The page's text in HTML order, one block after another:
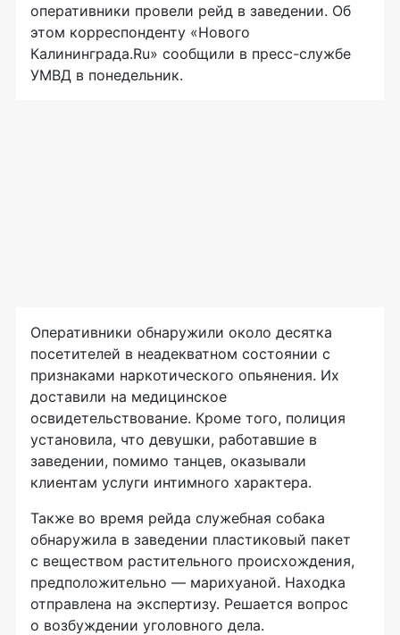
оперативники провели рейд в заведении. Об
этом корреспонденту «Нового
Калининграда.Ru» сообщили в пресс-службе
УМВД в понедельник.
Оперативники обнаружили около десятка
посетителей в неадекватном состоянии с
признаками наркотического опьянения. Их
доставили на медицинское
освидетельствование. Кроме того, полиция
установила, что девушки, работавшие в
заведении, помимо танцев, оказывали
клиентам услуги интимного характера.
Также во время рейда служебная собака
обнаружила в заведении пластиковый пакет
с веществом растительного происхождения,
предположительно — марихуаной. Находка
отправлена на экспертизу. Решается вопрос
о возбуждении уголовного дела.